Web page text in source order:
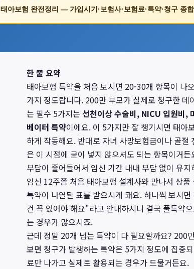
태아보험 완전정리 — 가입시기·보험사·보험료·특약·청구 종
한 줄 요약
태아보험 특약을 처음 보시면 20-30개 항목이 나
가지 정도랍니다. 200만 부모가 실제로 청구한
는 필수 5가지는 선천이상 수술비, NICU 입원비,
베이터 특약이에요. 이 5가지만 잘 챙기시면 태아
하게 작동해요. 반대로 자녀 사망보험금이나 골절
은 이 시점에 굳이 넣지 않으셔도 되는 항목이거
부담이 줄어들어서 임신 기간 내내 부담 없이 유
임신 12주쯤 처음 태아보험 설계사와 만나서 상
특약이 나열된 표를 받으시게 돼요. 하나씩 보시
건 꼭 있어야 해요"라고 안내하시니 결국 풀특약
는 경우가 많으시죠.
근데 정말 20개 넘는 특약이 다 필요할까요? 200
보면 청구가 발생하는 특약은 5가지 정도에 집중
료만 나가고 실제로 활용되는 경우가 드물거든요.